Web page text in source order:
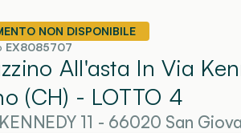
NON DISPONIBILE
EX8085707
All'asta In Via
(CH) - LOTTO 4
11 - 66020 San